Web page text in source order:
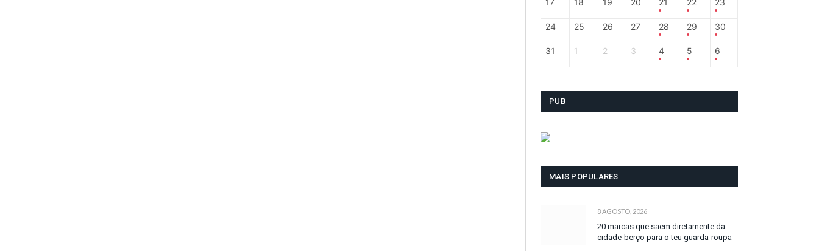
17 18 19 20 21 22 23
24 25 26 27 28 29 30
31 1 2 3 4 5 6
PUB
MAIS POPULARES
8 AGOSTO, 2026
20 marcas que saem diretamente da
cidade-berço para o teu guarda-roupa